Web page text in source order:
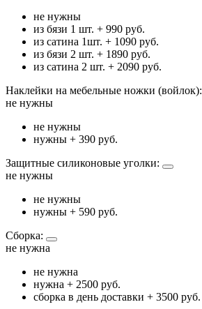
не нужны
из бязи 1 шт. + 990 руб.
из сатина 1шт. + 1090 руб.
из бязи 2 шт. + 1890 руб.
из сатина 2 шт. + 2090 руб.
Наклейки на мебельные ножки (войлок):
не нужны
не нужны
нужны + 390 руб.
Защитные силиконовые уголки:
не нужны
не нужны
нужны + 590 руб.
Сборка:
не нужна
не нужна
нужна + 2500 руб.
сборка в день доставки + 3500 руб.